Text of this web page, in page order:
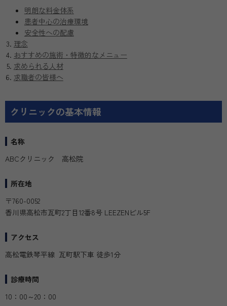
明朗な料金体系
患者中心の治療環境
安全性への配慮
理念
おすすめの施術・特徴的なメニュー
求められる人材
求職者の皆様へ
クリニックの基本情報
名称
ABCクリニック 高松院
所在地
〒760-0052
香川県高松市瓦町2丁目12番8号 LEEZENビル5F
アクセス
高松電鉄琴平線 瓦町駅下車 徒歩1分
診療時間
10：00～20：00